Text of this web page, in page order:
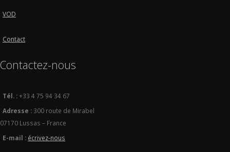
VOD
Contact
Contactez-nous
Tél. :+33 4 75 94 34 67
Adresse : 300 route de Mirabel
07170 Lussas – France
E-mail : écrivez-nous